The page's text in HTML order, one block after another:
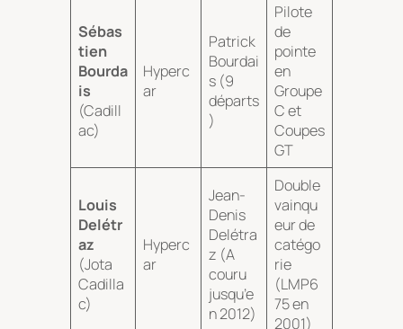
Sébas
tien
Bourda
is
(Cadill
ac)
Hyperc
ar
Patrick
Bourdai
s (9
départs
)
Pilote
de
pointe
en
Groupe
C et
Coupes
GT
Louis
Delétr
az
(Jota
Cadilla
c)
Hyperc
ar
Jean-
Denis
Delétra
z (A
couru
jusqu’e
n 2012)
Double
vainqu
eur de
catégo
rie
(LMP6
75 en
2001)